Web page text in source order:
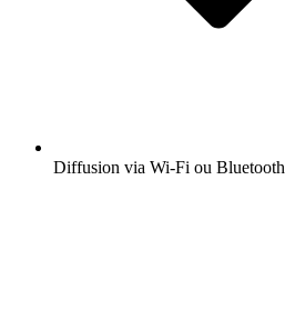
Diffusion via Wi-Fi ou Bluetooth